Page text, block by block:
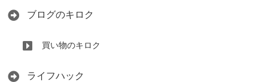
ブログのキロク
買い物のキロク
ライフハック